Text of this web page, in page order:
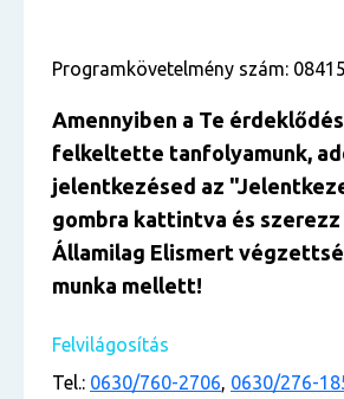
Programkövetelmény szám:
Amennyiben a Te érdeklő
felkeltette tanfolyamunk,
jelentkezésed az
gombra kattintva és szerezz
Államilag Elismert
munka mellett!
Felvilágosítás
Tel.: 0630/760-2706, 0630/276-